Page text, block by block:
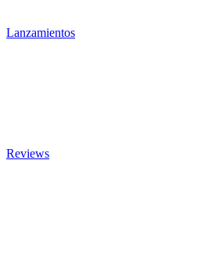
Lanzamientos
Reviews